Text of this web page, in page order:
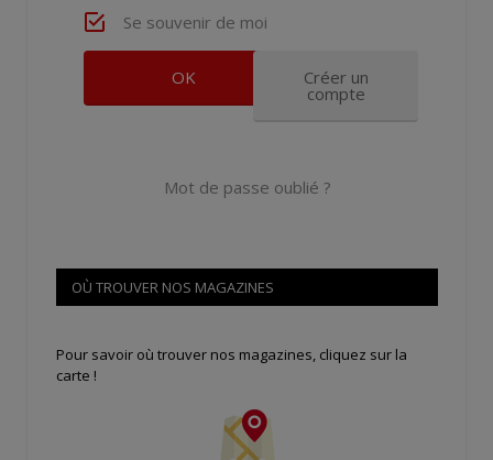
Se souvenir de moi
Créer un
compte
Mot de passe oublié ?
OÙ TROUVER NOS MAGAZINES
Pour savoir où trouver nos magazines, cliquez sur la
carte !